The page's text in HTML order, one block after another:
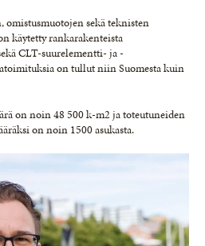
sekä teknisten
käytetty rankarakenteista
CLT-suurelementti- ja -
on tullut niin Suomesta kuin
on noin 48 500 k-m2 ja toteutuneiden
on noin 1500 asukasta.